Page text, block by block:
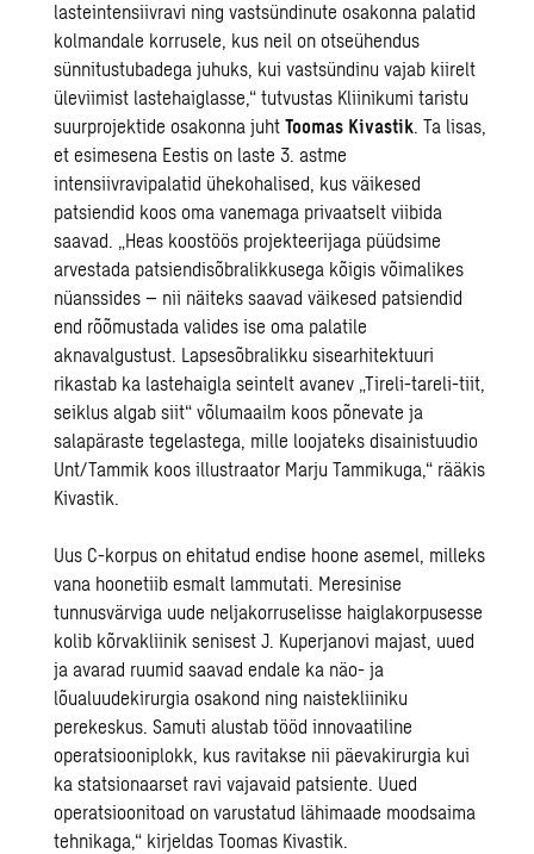
lasteintensiivravi ning vastsündinute osakonna palatid
kolmandale korrusele, kus neil on otseühendus
sünnitustubadega juhuks, kui vastsündinu vajab kiirelt
üleviimist lastehaiglasse,“ tutvustas Kliinikumi taristu
suurprojektide osakonna juhtToomas Kivastik . Ta lisas,
et esimesena Eestis on laste 3. astme
intensiivravipalatid ühekohalised, kus väikesed
patsiendid koos oma vanemaga privaatselt viibida
saavad. „Heas koostöös projekteerijaga püüdsime
arvestada patsiendisõbralikkusega kõigis võimalikes
nüanssides – nii näiteks saavad väikesed patsiendid
end rõõmustada valides ise oma palatile
aknavalgustust. Lapsesõbralikku sisearhitektuuri
rikastab ka lastehaigla seintelt avanev „Tireli-tareli-tiit,
seiklus algab siit“ võlumaailm koos põnevate ja
salapäraste tegelastega, mille loojateks disainistuudio
Unt/Tammik koos illustraator Marju Tammikuga,“ rääkis
Kivastik.
Uus C-korpus on ehitatud endise hoone asemel, milleks
vana hoonetiib esmalt lammutati. Meresinise
tunnusvärviga uude neljakorruselisse haiglakorpusesse
kolib kõrvakliinik senisest J. Kuperjanovi majast, uued
ja avarad ruumid saavad endale ka näo- ja
lõualuudekirurgia osakond ning naistekliiniku
perekeskus. Samuti alustab tööd innovaatiline
operatsiooniplokk, kus ravitakse nii päevakirurgia kui
ka statsionaarset ravi vajavaid patsiente. Uued
operatsioonitoad on varustatud lähimaade moodsaima
tehnikaga,“ kirjeldas Toomas Kivastik.